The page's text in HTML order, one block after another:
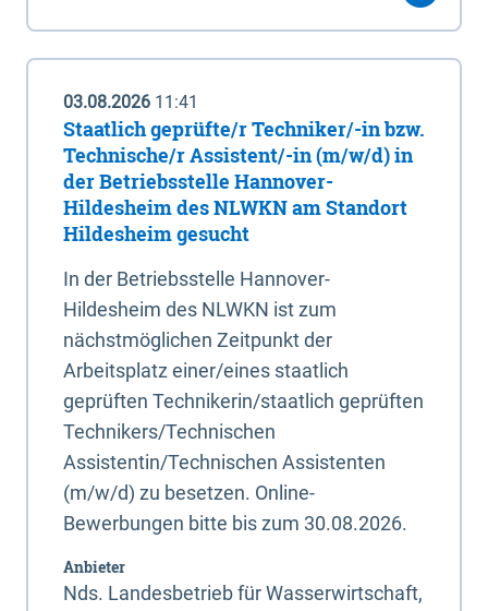
03.08.2026 11:41
Staatlich geprüfte/r Techniker/-in bzw.
Technische/r Assistent/-in (m/w/d) in
der Betriebsstelle Hannover-
Hildesheim des NLWKN am Standort
Hildesheim gesucht
In der Betriebsstelle Hannover-
Hildesheim des NLWKN ist zum
nächstmöglichen Zeitpunkt der
Arbeitsplatz einer/eines staatlich
geprüften Technikerin/staatlich geprüften
Technikers/Technischen
Assistentin/Technischen Assistenten
(m/w/d) zu besetzen. Online-
Bewerbungen bitte bis zum 30.08.2026.
Anbieter
Nds. Landesbetrieb für Wasserwirtschaft,